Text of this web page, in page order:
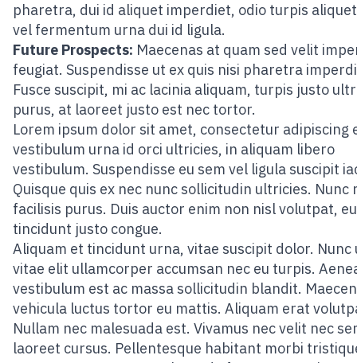
pharetra, dui id aliquet imperdiet, odio turpis
vel fermentum urna dui id ligula.
Future Prospects: Maecenas at quam sed velit
feugiat. Suspendisse ut ex quis nisi pharetra
Fusce suscipit, mi ac lacinia aliquam, turpis justo
purus, at laoreet justo est nec tortor.
Lorem ipsum dolor sit amet, consectetur adipiscing
vestibulum urna id orci ultricies, in aliquam libero
vestibulum. Suspendisse eu sem vel ligula suscipit
Quisque quis ex nec nunc sollicitudin ultricies. Nunc
facilisis purus. Duis auctor enim non nisl volutpat, eu
tincidunt justo congue.
Aliquam et tincidunt urna, vitae suscipit dolor. Nunc
vitae elit ullamcorper accumsan nec eu turpis.
vestibulum est ac massa sollicitudin blandit.
vehicula luctus tortor eu mattis. Aliquam erat
Nullam nec malesuada est. Vivamus nec velit nec
laoreet cursus. Pellentesque habitant morbi